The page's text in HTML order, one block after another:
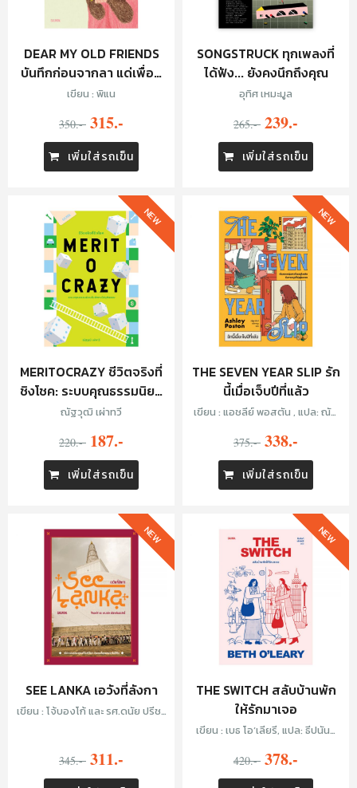
DEAR MY OLD FRIENDS
บันทึกก่อนจากลา แด่เพื่อน
เก่าของฉัน
เขียน : พิแน
350.- 315.-
เพิ่มใส่รถเข็น
SONGSTRUCK ทุกเพลงที่
ได้ฟัง... ยังคงนึกถึงคุณ
อุทิศ เหมะมูล
265.- 239.-
เพิ่มใส่รถเข็น
MERITOCRAZY ชีวิตจริงที่
ชิงโชค: ระบบคุณธรรมนิยม
ในสังคมไม่ยุติธรรม
ณัฐวุฒิ เผ่าทวี
220.- 187.-
เพิ่มใส่รถเข็น
NEW
THE SEVEN YEAR SLIP รัก
นี้เมื่อเจ็บปีที่แล้ว
เขียน : แอชลีย์ พอสตัน , แปล: ณัฐ
375.- 338.-
เพิ่มใส่รถเข็น
NEW
SEE LANKA เอวังที่ลังกา
เขียน : โจ้บองโก้ และ รศ.ดนัย ปรีชา
345.- 311.-
NEW
THE SWITCH สลับบ้านพัก
ให้รักมาเจอ
เขียน : เบธ โอ’เลียรี, แปล: ธีปนันท์
420.- 378.-
NEW